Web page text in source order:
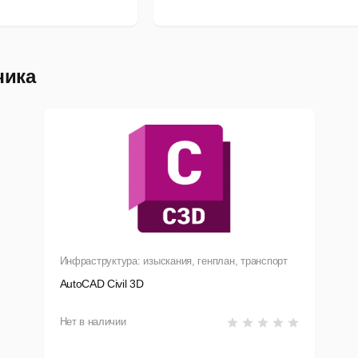
импортированных SHX-шрифтов.
поддержка Windows 10, 11.
САПР!
Инфраструктура: изыскания, генплан, транспорт
AutoCAD Civil 3D
Нет в наличии